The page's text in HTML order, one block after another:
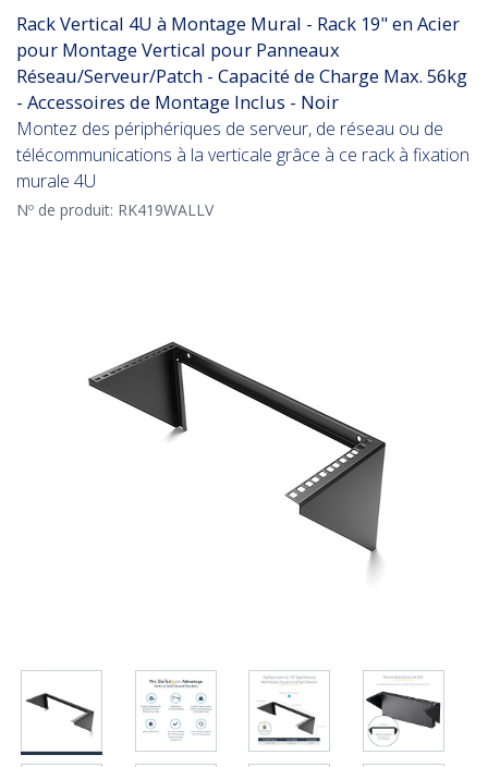
Rack Vertical 4U à Montage Mural - Rack 19" en Acier
pour Montage Vertical pour Panneaux
Réseau/Serveur/Patch - Capacité de Charge Max. 56kg
- Accessoires de Montage Inclus - Noir
Montez des périphériques de serveur, de réseau ou de
télécommunications à la verticale grâce à ce rack à fixation
murale 4U
Nº de produit: RK419WALLV